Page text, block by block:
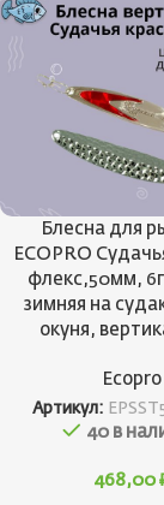
Блесна для
ECOPRO
флекс,50мм,
зимняя на
окуня,
Ecopro
Артикул:
40 в
468,00